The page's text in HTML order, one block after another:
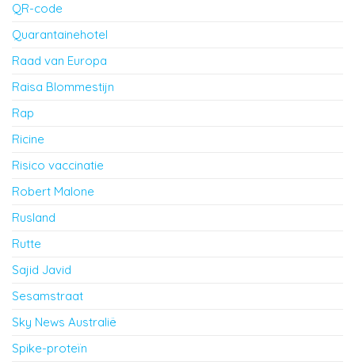
QR-code
Quarantainehotel
Raad van Europa
Raisa Blommestijn
Rap
Ricine
Risico vaccinatie
Robert Malone
Rusland
Rutte
Sajid Javid
Sesamstraat
Sky News Australië
Spike-proteïn